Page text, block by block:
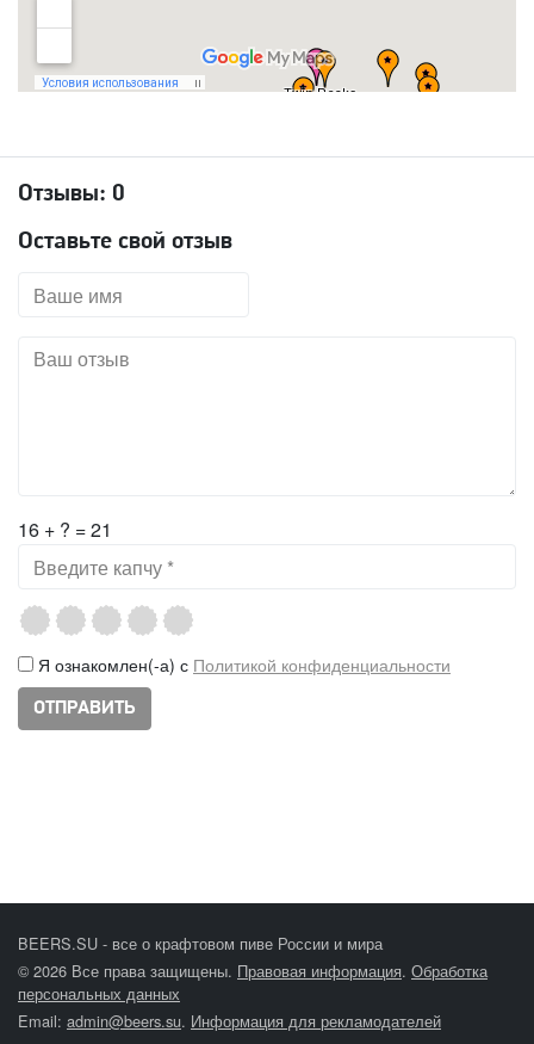
Отзывы: 0
Оставьте свой отзыв
16 + ? = 21
Я ознакомлен(-а) с Политикой конфиденциальности
BEERS.SU - все о крафтовом пиве России и мира
© 2026 Все права защищены. Правовая информация. Обработка
персональных данных
Email: admin@beers.su. Информация для рекламодателей